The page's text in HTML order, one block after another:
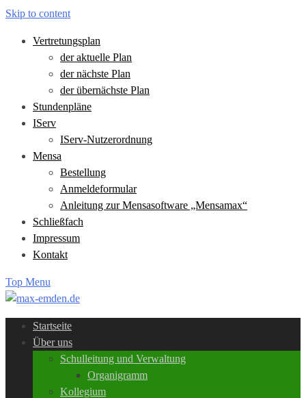
Skip to content
Vertretungsplan
der aktuelle Plan
der nächste Plan
der übernächste Plan
Stundenpläne
IServ
IServ-Nutzerordnung
Mensa
Bestellung
Anmeldeformular
Anleitung zur Mensasoftware „Mensamax“
Schließfach
Impressum
Kontakt
Top Menu
Startseite
Über uns
Schulleitung und Verwaltung
Organigramm
Kollegium